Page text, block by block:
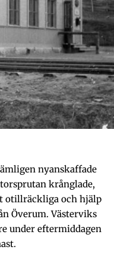
nyanskaffade
krånglade,
otillräckliga och hjälp
Överum. Västerviks
under eftermiddagen